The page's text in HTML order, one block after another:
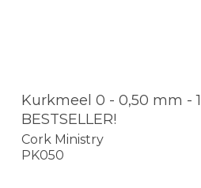
Kurkmeel 0 - 0,50 mm -
BESTSELLER!
Cork Ministry
PK050